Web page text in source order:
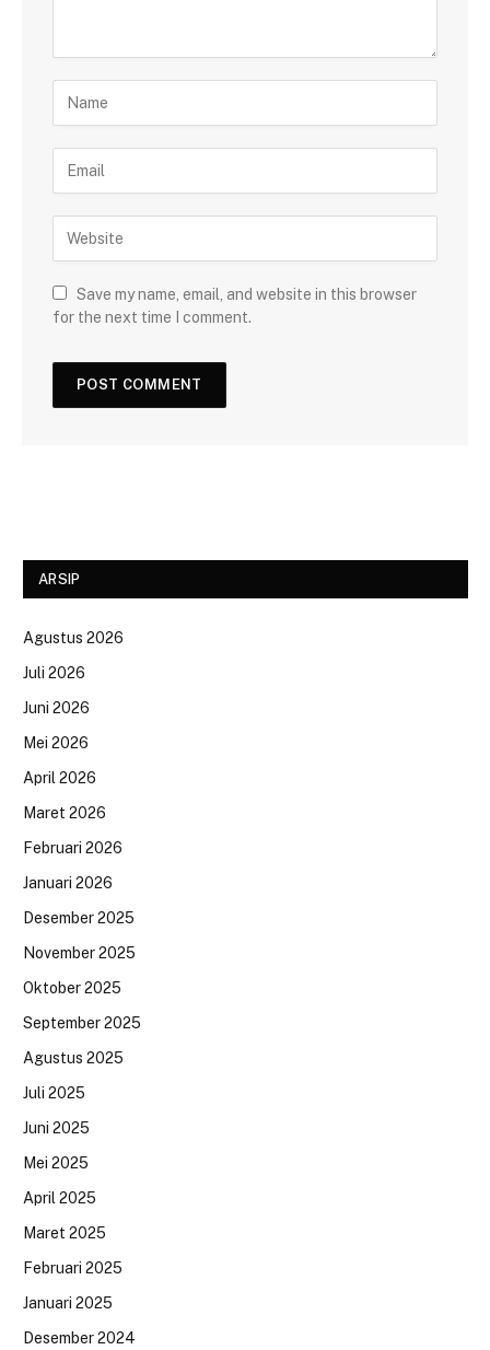
Save my name, email, and website in this browser
for the next time I comment.
ARSIP
Agustus 2026
Juli 2026
Juni 2026
Mei 2026
April 2026
Maret 2026
Februari 2026
Januari 2026
Desember 2025
November 2025
Oktober 2025
September 2025
Agustus 2025
Juli 2025
Juni 2025
Mei 2025
April 2025
Maret 2025
Februari 2025
Januari 2025
Desember 2024